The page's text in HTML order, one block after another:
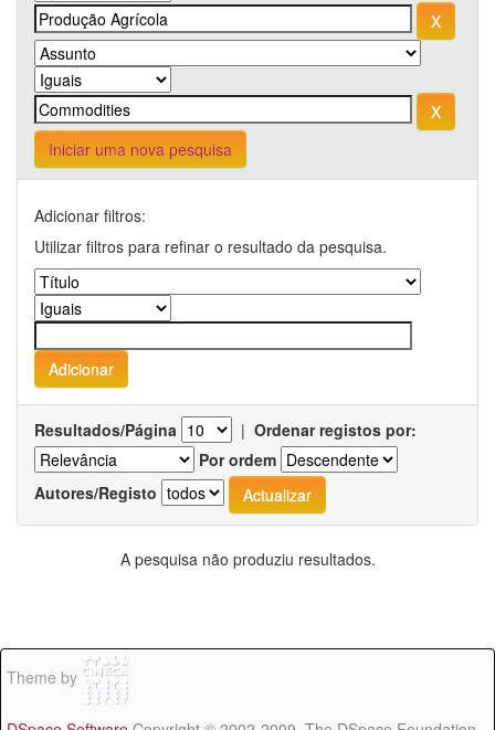
Iniciar uma nova pesquisa
Adicionar filtros:
Utilizar filtros para refinar o resultado da pesquisa.
Resultados/Página | Ordenar registos por:
Por ordem
Autores/Registo
A pesquisa não produziu resultados.
Theme by